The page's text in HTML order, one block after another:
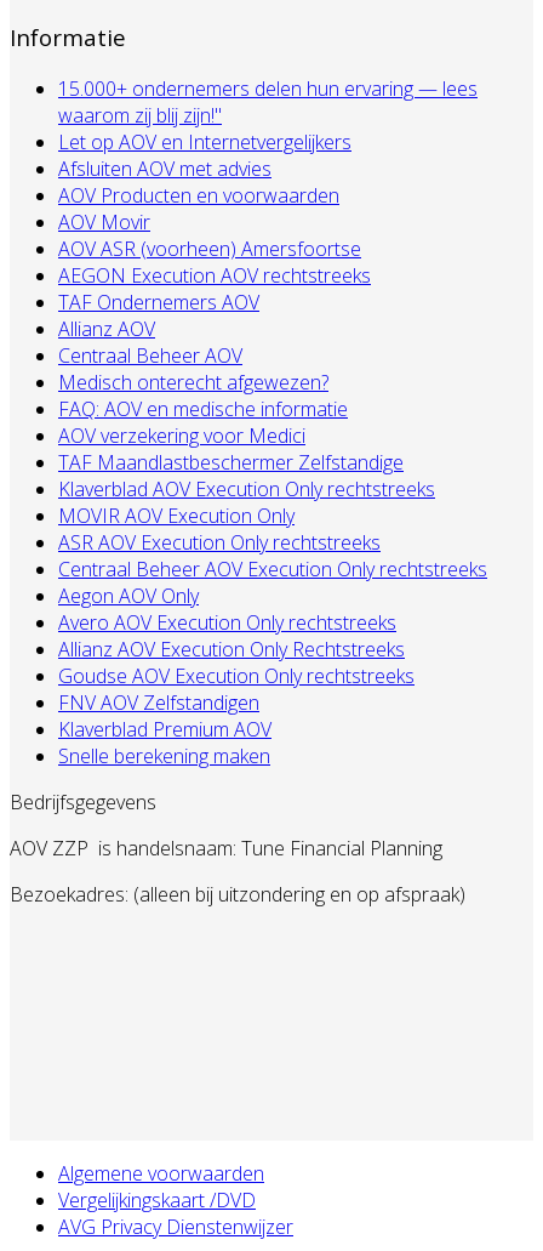
Informatie
15.000+ ondernemers delen hun ervaring — lees
waarom zij blij zijn!"
Let op AOV en Internetvergelijkers
Afsluiten AOV met advies
AOV Producten en voorwaarden
AOV Movir
AOV ASR (voorheen) Amersfoortse
AEGON Execution AOV rechtstreeks
TAF Ondernemers AOV
Allianz AOV
Centraal Beheer AOV
Medisch onterecht afgewezen?
FAQ: AOV en medische informatie
AOV verzekering voor Medici
TAF Maandlastbeschermer Zelfstandige
Klaverblad AOV Execution Only rechtstreeks
MOVIR AOV Execution Only
ASR AOV Execution Only rechtstreeks
Centraal Beheer AOV Execution Only rechtstreeks
Aegon AOV Only
Avero AOV Execution Only rechtstreeks
Allianz AOV Execution Only Rechtstreeks
Goudse AOV Execution Only rechtstreeks
FNV AOV Zelfstandigen
Klaverblad Premium AOV
Snelle berekening maken
Bedrijfsgegevens
AOV ZZP is handelsnaam: Tune Financial Planning
Bezoekadres: (alleen bij uitzondering en op afspraak)
Algemene voorwaarden
Vergelijkingskaart /DVD
AVG Privacy Dienstenwijzer